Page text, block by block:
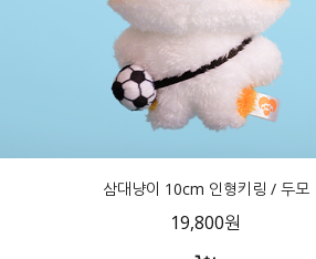
삼대냥이 10cm 인형키링 / 두모
19,800원